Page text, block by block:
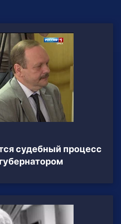
судебный процесс